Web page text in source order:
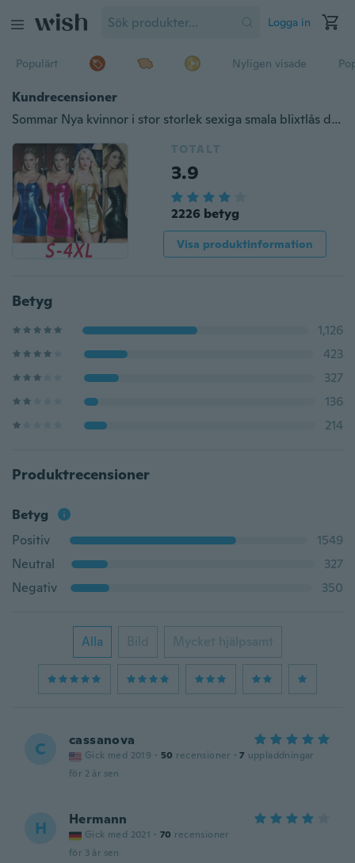
Logga in
Populärt Nyligen visade
Kundrecensioner
Sommar Nya kvinnor i stor storlek sexiga smala blixtlås dragkedjor Mini klänning
TOTALT
3.9
2226 betyg
Visa produktinformation
Betyg
1,126
423
327
136
214
Produktrecensioner
Betyg
Positiv
1549
Neutral
327
Negativ
350
Alla Bild Mycket hjälpsamt
C cassanova
Gick med 2019 · 50 recensioner · 7 uppladdningar
för 2 år sen
H Hermann
Gick med 2021 · 70 recensioner
för 3 år sen